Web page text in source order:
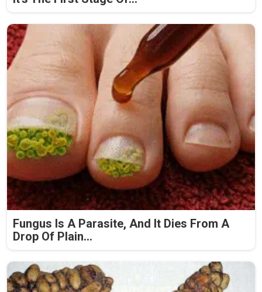
Fungus Is A Parasite, And It Dies From A
Drop Of Plain...